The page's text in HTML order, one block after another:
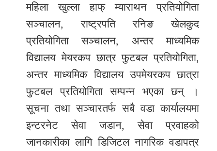
महिला खुल्ला हाफ् म्याराथन प्रतियोगिता
सञ्चालन, राष्ट्रपति रनिङ खेलकुद
प्रतियोगिता सञ्चालन, अन्तर माध्यमिक
विद्यालय मेयरकप छात्र फुटबल प्रतियोगिता,
अन्तर माध्यमिक विद्यालय उपमेयरकप छात्रा
फुटबल प्रतियोगिता सम्पन्न भएका छन् ।
सूचना तथा सञ्चारतर्फ सबै वडा कार्यालयमा
इन्टरनेट सेवा जडान, सेवा प्रवाहको
जानकारीका लागि डिजिटल नागरिक वडापत्र